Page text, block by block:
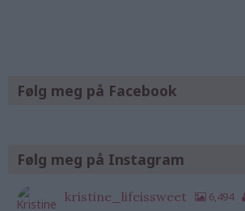
Følg meg på Facebook
Følg meg på Instagram
kristine_lifeissweet 6,494